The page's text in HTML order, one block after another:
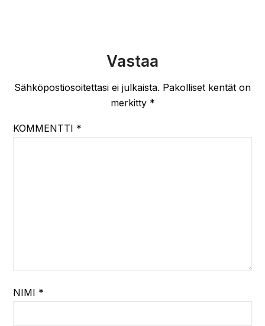
Vastaa
Sähköpostiosoitettasi ei julkaista. Pakolliset kentät on
merkitty *
KOMMENTTI *
NIMI *